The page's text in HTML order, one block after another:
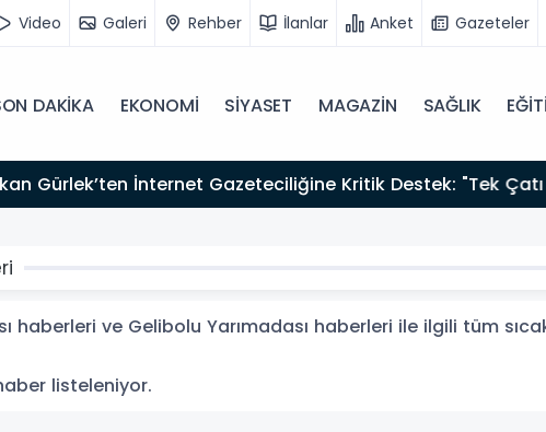
Video Galeri Rehber İlanlar Anket Gazeteler
DAKİKA EKONOMİ SİYASET MAGAZİN SAĞLIK
Hazırız"
haberleri ve Gelibolu Yarımadası haberleri ile ilgili tüm
listeleniyor.